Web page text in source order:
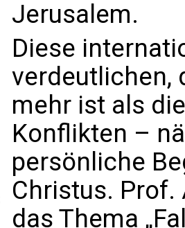
Jerusalem.
Diese
verdeutlichen,
mehr ist als
Konflikten –
persönliche
Christus. Prof.
das Thema